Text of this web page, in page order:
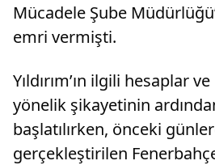
Mücadele Şube
emri vermişti.
Yıldırım’ın ilgili hesaplar
yönelik şikayetinin
başlatılırken, önceki
gerçekleştirilen